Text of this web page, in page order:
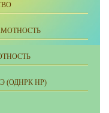
(ОДНРК НР)